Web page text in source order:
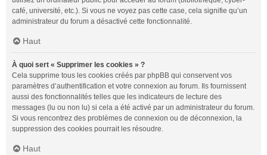
café, université, etc.). Si vous ne voyez pas cette case, cela signifie qu’un
administrateur du forum a désactivé cette fonctionnalité.
Haut
À quoi sert « Supprimer les cookies » ?
Cela supprime tous les cookies créés par phpBB qui conservent vos
paramètres d’authentification et votre connexion au forum. Ils fournissent
aussi des fonctionnalités telles que les indicateurs de lecture des
messages (lu ou non lu) si cela a été activé par un administrateur du forum.
Si vous rencontrez des problèmes de connexion ou de déconnexion, la
suppression des cookies pourrait les résoudre.
Haut